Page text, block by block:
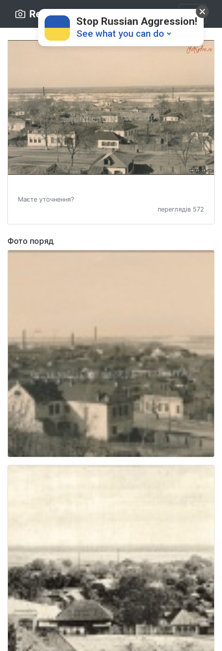
Retro.ck.ua
Маєте уточнення?
переглядів 572
Фото поряд
Stop Russian Aggression!
See what you can do
Donate 💸
Support Ukraine ❤
Share this widget